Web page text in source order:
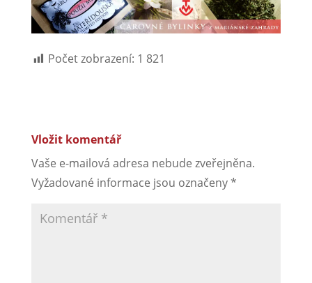
Počet zobrazení: 1 821
Vložit komentář
Vaše e-mailová adresa nebude zveřejněna.
Vyžadované informace jsou označeny*